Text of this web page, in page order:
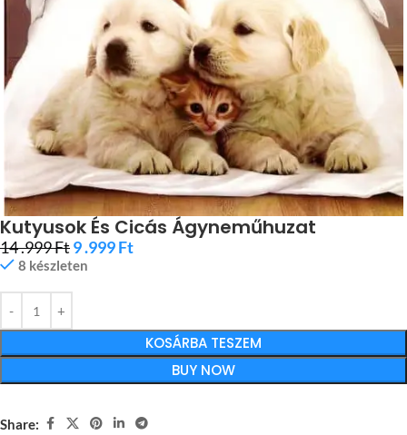
Kutyusok És Cicás Ágyneműhuzat
14 .999Ft9 .999Ft
8 készleten
KOSÁRBA TESZEM
BUY NOW
Share: